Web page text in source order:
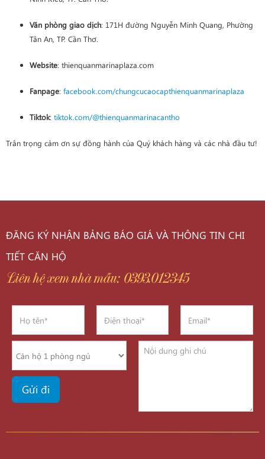
Văn phòng giao dịch: 171H đường Nguyễn Minh Quang, Phường
Tân An, TP. Cần Thơ.
Website: thienquanmarinaplaza.com
Fanpage: facebook.com/chungcucaocapthienquanmarinaplaza
Tiktok: tiktok.com/@thienquanmarinacantho
Trân trọng cảm ơn sự đồng hành của Quý khách hàng và các nhà đầu tư!
ĐĂNG KÝ NHẬN BẢNG BÁO GIÁ VÀ THÔNG TIN CHI
TIẾT CĂN HỘ
Liên hệ xem nhà mẫu: 0393.012345